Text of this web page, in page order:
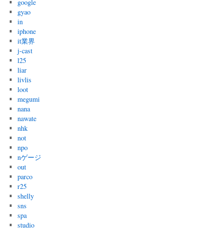
google
gyao
in
iphone
it業界
j-cast
l25
liar
livlis
loot
megumi
nana
nawate
nhk
not
npo
nゲージ
out
parco
r25
shelly
sns
spa
studio